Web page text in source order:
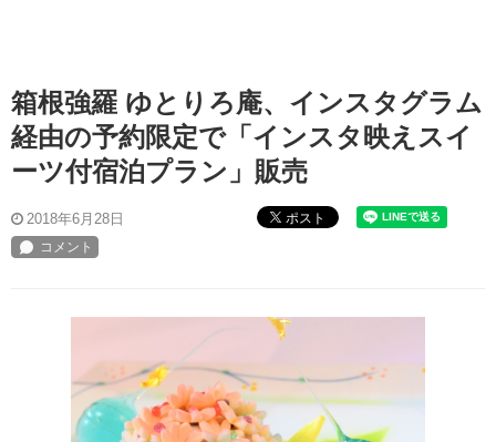
箱根強羅 ゆとりろ庵、インスタグラム
経由の予約限定で「インスタ映えスイ
ーツ付宿泊プラン」販売
2018年6月28日 ポスト